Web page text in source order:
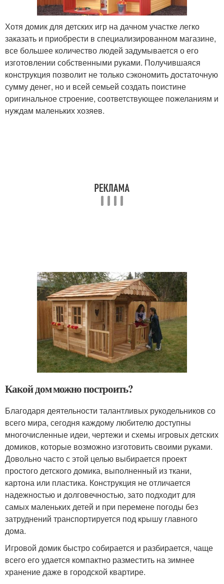
Хотя домик для детских игр на дачном участке легко
заказать и приобрести в специализированном магазине,
все большее количество людей задумывается о его
изготовлении собственными руками. Получившаяся
конструкция позволит не только сэкономить достаточную
сумму денег, но и всей семьей создать поистине
оригинальное строение, соответствующее пожеланиям и
нуждам маленьких хозяев.
Какой дом можно построить?
Благодаря деятельности талантливых рукодельников со
всего мира, сегодня каждому любителю доступны
многочисленные идеи, чертежи и схемы игровых детских
домиков, которые возможно изготовить своими руками.
Довольно часто с этой целью выбирается проект
простого детского домика, выполненный из ткани,
картона или пластика. Конструкция не отличается
надежностью и долговечностью, зато подходит для
самых маленьких детей и при перемене погоды без
затруднений транспортируется под крышу главного
дома.
Игровой домик быстро собирается и разбирается, чаще
всего его удается компактно разместить на зимнее
хранение даже в городской квартире.